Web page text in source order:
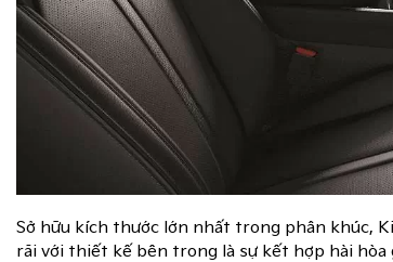
Sở hữu kích thước lớn nhất trong phân khúc,
rãi với thiết kế bên trong là sự kết hợp hài hòa